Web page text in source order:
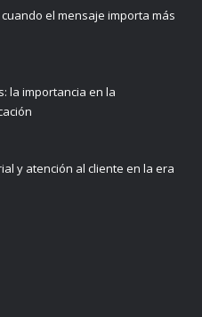
el mensaje importa más
la importancia en la
y atención al cliente en la era